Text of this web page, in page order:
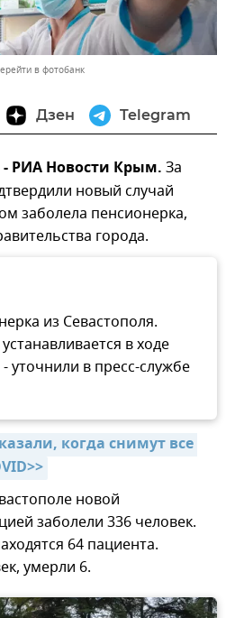
в фотобанк
Дзен Telegram
РИА Новости Крым. За
новый случай
заболела пенсионерка,
города.
из Севастополя.
в ходе
уточнили в пресс-службе
когда снимут все
новой
заболели 336 человек.
64 пациента.
умерли 6.